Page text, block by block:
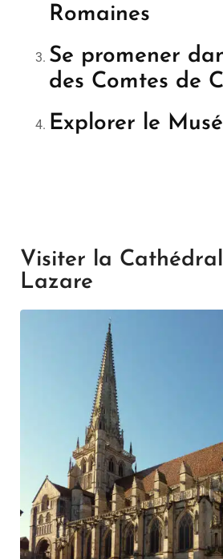
Romaines
Se promener
des Comtes de
Explorer le
Visiter la
Lazare